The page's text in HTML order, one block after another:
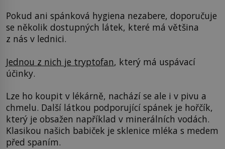
Pokud ani spánková hygiena nezabere, doporučuje
se několik dostupných látek, které má většina
z nás v lednici.
Jednou z nich je tryptofan, který má uspávací
účinky.
Lze ho koupit v lékárně, nachází se ale i v pivu a
chmelu. Další látkou podporující spánek je hořčík,
který je obsažen například v minerálních vodách.
Klasikou našich babiček je sklenice mléka s medem
před spaním.